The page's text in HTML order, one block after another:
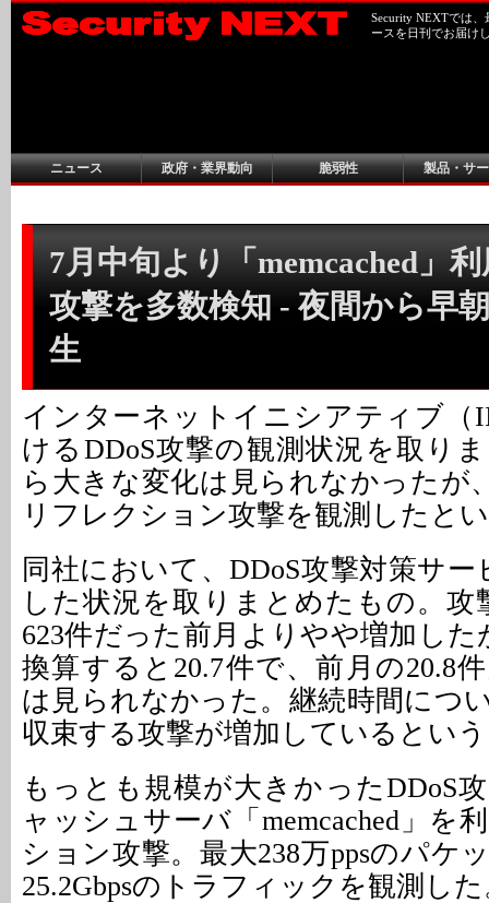
Security NEXTでは
ースを日刊でお届け
ニュース 政府・業界動向 脆弱性 製品・サ
7月中旬より「memcached」
攻撃を多数検知 - 夜間から早
生
インターネットイニシアティブ（
けるDDoS攻撃の観測状況を取り
ら大きな変化は見られなかったが
リフレクション攻撃を観測したと
同社において、DDoS攻撃対策サ
した状況を取りまとめたもの。攻
623件だった前月よりやや増加し
換算すると20.7件で、前月の20.8
は見られなかった。継続時間につ
収束する攻撃が増加しているとい
もっとも規模が大きかったDDoS
ャッシュサーバ「memcached」を
ション攻撃。最大238万ppsのパケ
25.2Gbpsのトラフィックを観測し